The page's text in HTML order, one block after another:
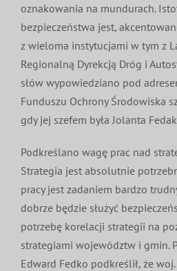
oznakowania na mundurach.
bezpieczeństwa jest,
z wieloma instytucjami w tym z
Regionalną Dyrekcją Dróg i
słów wypowiedziano pod
Funduszu Ochrony Środowiska
gdy jej szefem była Jolanta
Podkreślano wagę prac nad
Strategia jest absolutnie
pracy jest zadaniem bardzo
dobrze będzie służyć
potrzebę korelacji strategii na
strategiami województw i gmin.
Edward Fedko podkreślił, że